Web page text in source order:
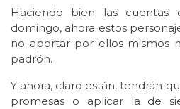
Haciendo bien las cuentas
domingo, ahora estos
no aportar por ellos mismos
padrón.
Y ahora, claro están, tendrán
promesas o aplicar la de